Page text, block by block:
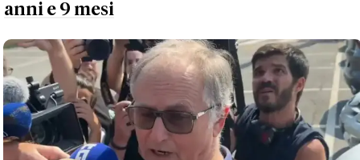
anni e 9 mesi